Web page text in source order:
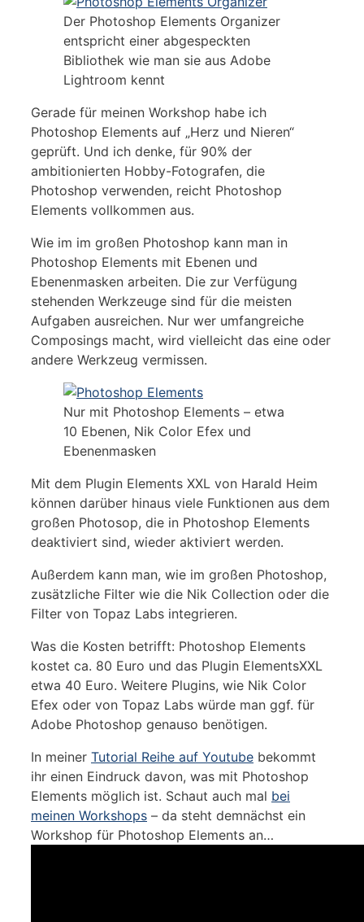
Der Photoshop Elements Organizer
entspricht einer abgespeckten
Bibliothek wie man sie aus Adobe
Lightroom kennt
Gerade für meinen Workshop habe ich
Photoshop Elements auf „Herz und Nieren“
geprüft. Und ich denke, für 90% der
ambitionierten Hobby-Fotografen, die
Photoshop verwenden, reicht Photoshop
Elements vollkommen aus.
Wie im im großen Photoshop kann man in
Photoshop Elements mit Ebenen und
Ebenenmasken arbeiten. Die zur Verfügung
stehenden Werkzeuge sind für die meisten
Aufgaben ausreichen. Nur wer umfangreiche
Composings macht, wird vielleicht das eine oder
andere Werkzeug vermissen.
Nur mit Photoshop Elements – etwa
10 Ebenen, Nik Color Efex und
Ebenenmasken
Mit dem Plugin Elements XXL von Harald Heim
können darüber hinaus viele Funktionen aus dem
großen Photosop, die in Photoshop Elements
deaktiviert sind, wieder aktiviert werden.
Außerdem kann man, wie im großen Photoshop,
zusätzliche Filter wie die Nik Collection oder die
Filter von Topaz Labs integrieren.
Was die Kosten betrifft: Photoshop Elements
kostet ca. 80 Euro und das Plugin ElementsXXL
etwa 40 Euro. Weitere Plugins, wie Nik Color
Efex oder von Topaz Labs würde man ggf. für
Adobe Photoshop genauso benötigen.
In meiner Tutorial Reihe auf Youtube bekommt
ihr einen Eindruck davon, was mit Photoshop
Elements möglich ist. Schaut auch mal bei
meinen Workshops – da steht demnächst ein
Workshop für Photoshop Elements an…